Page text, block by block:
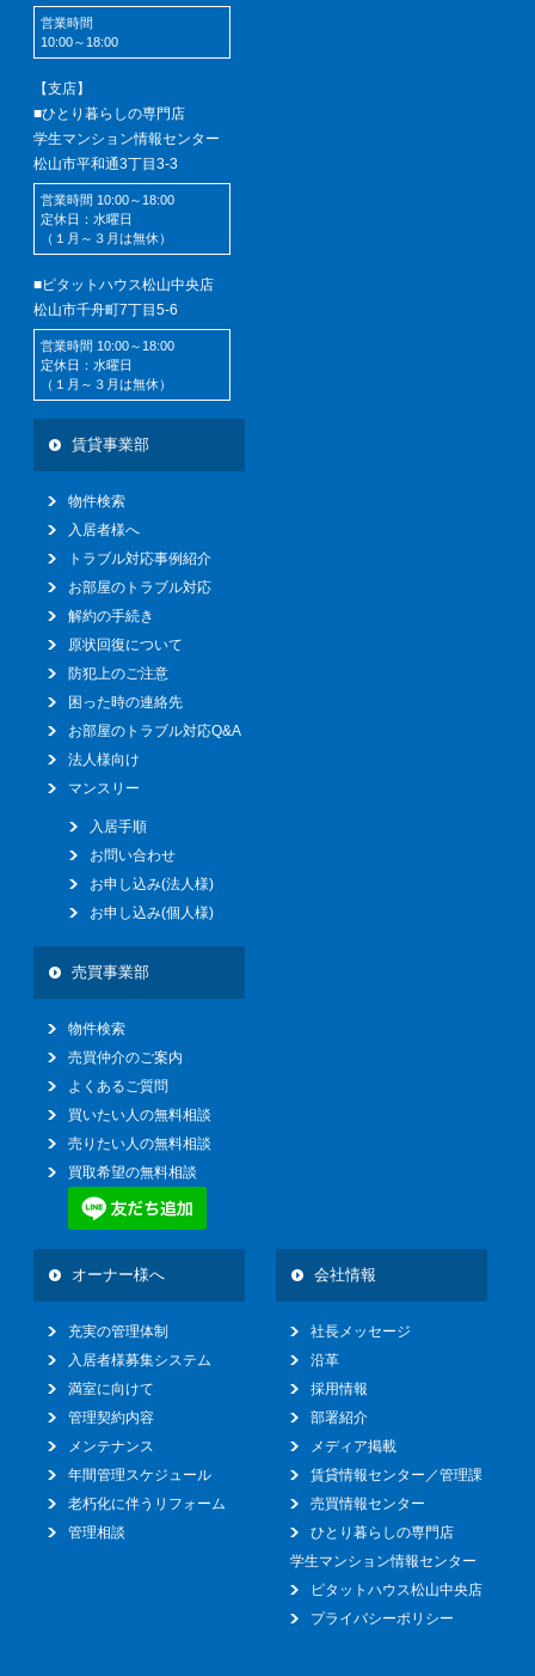
営業時間
10:00～18:00
【支店】
■ひとり暮らしの専門店
学生マンション情報センター
松山市平和通3丁目3-3
営業時間 10:00～18:00
定休日：水曜日
（１月～３月は無休）
■ピタットハウス松山中央店
松山市千舟町7丁目5-6
営業時間 10:00～18:00
定休日：水曜日
（１月～３月は無休）
賃貸事業部
物件検索
入居者様へ
トラブル対応事例紹介
お部屋のトラブル対応
解約の手続き
原状回復について
防犯上のご注意
困った時の連絡先
お部屋のトラブル対応Q&A
法人様向け
マンスリー
入居手順
お問い合わせ
お申し込み(法人様)
お申し込み(個人様)
売買事業部
物件検索
売買仲介のご案内
よくあるご質問
買いたい人の無料相談
売りたい人の無料相談
買取希望の無料相談
オーナー様へ
充実の管理体制
入居者様募集システム
満室に向けて
管理契約内容
メンテナンス
年間管理スケジュール
老朽化に伴うリフォーム
管理相談
会社情報
社長メッセージ
沿革
採用情報
部署紹介
メディア掲載
賃貸情報センター／管理課
売買情報センター
ひとり暮らしの専門店
学生マンション情報センター
ピタットハウス松山中央店
プライバシーポリシー